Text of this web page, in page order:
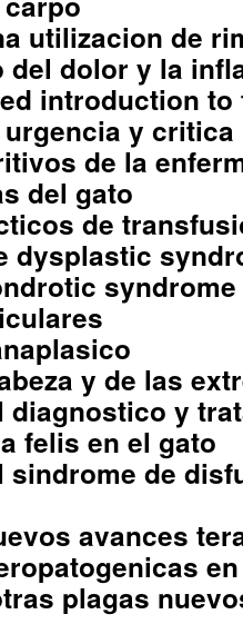
utilizacion de
del dolor y la
introduction
y
de la
del gato
de
dysplastic
syndrome
y de las
diagnostico y
felis en el gato
sindrome de
avances
plagas